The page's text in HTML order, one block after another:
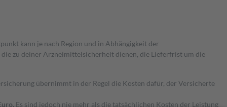
kann je nach Region und in Abhängigkeit der
zu deiner Arzneimittelsicherheit dienen, die Lieferfrist um die
übernimmt in der Regel die Kosten dafür, der Versicherte
Es sind jedoch nie mehr als die tatsächlichen Kosten der Leistung